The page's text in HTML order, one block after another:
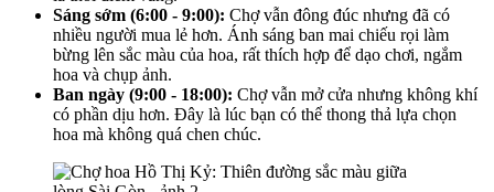
Sáng sớm (6:00 - 9:00): Chợ vẫn đông đúc nhưng đã có
nhiều người mua lẻ hơn. Ánh sáng ban mai chiếu rọi làm
bừng lên sắc màu của hoa, rất thích hợp để dạo chơi, ngắm
hoa và chụp ảnh.
Ban ngày (9:00 - 18:00): Chợ vẫn mở cửa nhưng không khí
có phần dịu hơn. Đây là lúc bạn có thể thong thả lựa chọn
hoa mà không quá chen chúc.